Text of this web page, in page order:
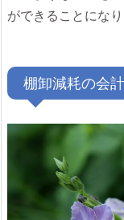
ができることになり
棚卸減耗の会